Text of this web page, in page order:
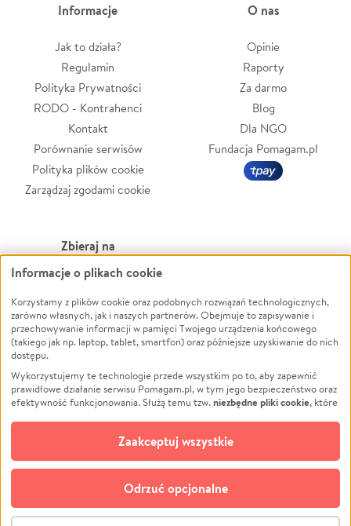
Informacje
Jak to działa?
Regulamin
Polityka Prywatności
RODO - Kontrahenci
Kontakt
Porównanie serwisów
Polityka plików cookie
Zarządzaj zgodami cookie
O nas
Opinie
Raporty
Za darmo
Blog
Dla NGO
Fundacja Pomagam.pl
Zbieraj na
Leczenie
Zwierzęta
Pożar
Ukraina
Pomoc Finansowa
Projekty
Pogrzeb
Społeczność lokalna
Kultura
Powódź
Wichura
NGO
Edukacja
Podróż
Impreza
Ochrona środowiska
Biznes
© CROWDING SP. Z O.O.
Informacje o plikach cookie
Korzystamy z plików cookie oraz podobnych rozwiązań technologicznych,
zarówno własnych, jak i naszych partnerów. Obejmuje to zapisywanie i
przechowywanie informacji w pamięci Twojego urządzenia końcowego
(takiego jak np. laptop, tablet, smartfon) oraz późniejsze uzyskiwanie do nich
dostępu.
Wykorzystujemy te technologie przede wszystkim po to, aby zapewnić
prawidłowe działanie serwisu Pomagam.pl, w tym jego bezpieczeństwo oraz
efektywność funkcjonowania. Służą temu tzw.niezbędne pliki cookie, które
opcjonalnych plików cookie
technologii do celów analitycznych i retargetingowych. Możesz wyrazić
zgodę na ich stosowanie lub jej odmówić. W dowolnym momencie masz
możliwość zmiany swoich preferencji na stronie „Zarządzaj zgodami cookie”,
do której link znajdziesz w stopce serwisu Pomagam.pl. Opcjonalne pliki
cookie wykorzystywane są w następujących celach:
Odrzuć opcjonalne
Zaakceptuj wszystkie